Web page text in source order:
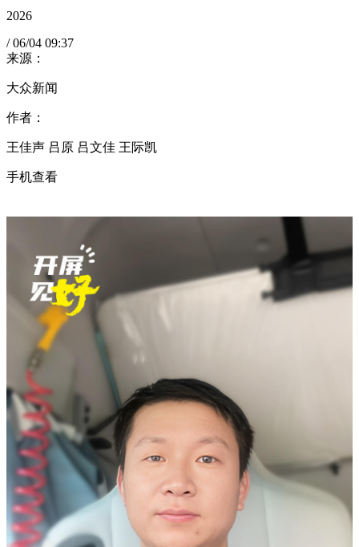
2026
/ 06/04 09:37
来源：
大众新闻
作者：
王佳声 吕原 吕文佳 王际凯
手机查看